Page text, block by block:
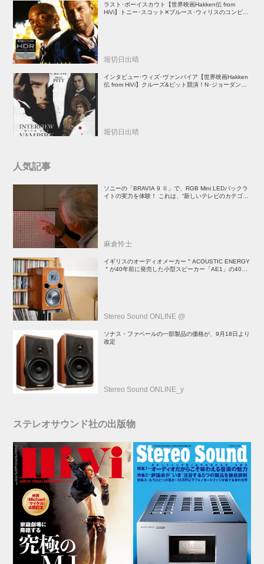
ラスト･ボーイスカウト【世界映画Hakken伝 from
HiVi】トニー･スコット✕ブルース･ウィリスのコンビが
堀切日出晴
インタビュー･ウィズ･ヴァンパイア【世界映画Hakken
伝 from HiVi】クルーズ&ピット競演！N･ジョーダン監
堀切日出晴
人気記事
ソニーの「BRAVIA 9 Ⅱ」で、RGB Mini LEDバックラ
イトの実力を体験！ これは、“新しいテレビのカテゴリ
麻倉怜士
イギリスのオーディオメーカー＂ACOUSTIC ENERGY
＂が40年前に発売した小型スピーカー「AE1」の40周
Stereo Sound ONLINE @
ソナス・ファベールの一部製品の価格が、9月18日より
改定
Stereo Sound ONLINE_y
ステレオサウンド社の出版物